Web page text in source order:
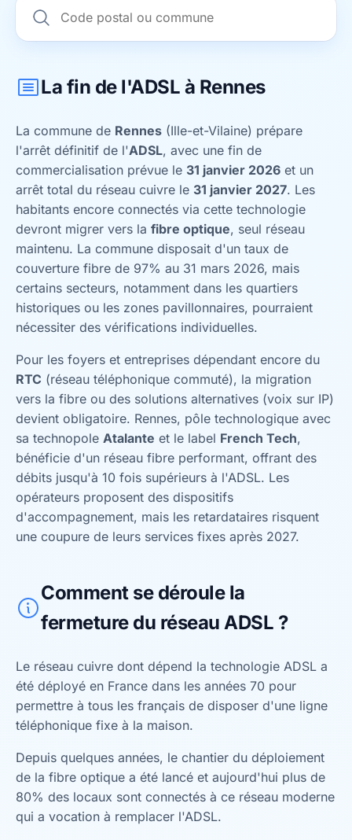
La fin de l'ADSL à Rennes
La commune de Rennes (Ille-et-Vilaine) prépare
l'arrêt définitif de l'ADSL, avec une fin de
commercialisation prévue le 31 janvier 2026 et un
arrêt total du réseau cuivre le 31 janvier 2027. Les
habitants encore connectés via cette technologie
devront migrer vers la fibre optique, seul réseau
maintenu. La commune disposait d'un taux de
couverture fibre de 97% au 31 mars 2026, mais
certains secteurs, notamment dans les quartiers
historiques ou les zones pavillonnaires, pourraient
nécessiter des vérifications individuelles.
Pour les foyers et entreprises dépendant encore du
RTC (réseau téléphonique commuté), la migration
vers la fibre ou des solutions alternatives (voix sur IP)
devient obligatoire. Rennes, pôle technologique avec
sa technopole Atalante et le label French Tech,
bénéficie d'un réseau fibre performant, offrant des
débits jusqu'à 10 fois supérieurs à l'ADSL. Les
opérateurs proposent des dispositifs
d'accompagnement, mais les retardataires risquent
une coupure de leurs services fixes après 2027.
Comment se déroule la
fermeture du réseau ADSL ?
Le réseau cuivre dont dépend la technologie ADSL a
été déployé en France dans les années 70 pour
permettre à tous les français de disposer d'une ligne
téléphonique fixe à la maison.
Depuis quelques années, le chantier du déploiement
de la fibre optique a été lancé et aujourd'hui plus de
80% des locaux sont connectés à ce réseau moderne
qui a vocation à remplacer l'ADSL.